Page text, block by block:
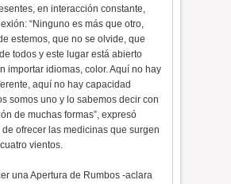
en interacción constante,
“Ninguno es más que otro,
estemos, que no se olvide, que
todos y este lugar está abierto
importar idiomas, color. Aquí no hay
aquí no hay capacidad
somos uno y lo sabemos decir con
de muchas formas”, expresó
ofrecer las medicinas que surgen
vientos.
una Apertura de Rumbos -aclara